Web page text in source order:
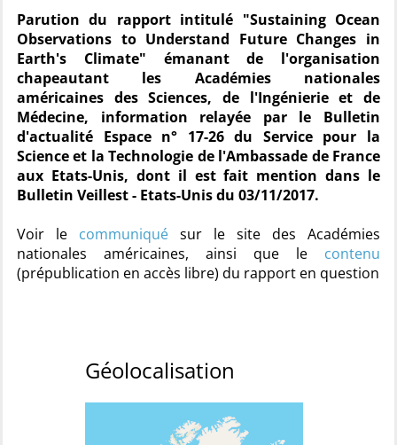
Parution du rapport intitulé "Sustaining Ocean
Observations to Understand Future Changes in
Earth's Climate" émanant de l'organisation
chapeautant les Académies nationales
américaines des Sciences, de l'Ingénierie et de
Médecine, information relayée par le Bulletin
d'actualité Espace n° 17-26 du Service pour la
Science et la Technologie de l'Ambassade de France
aux Etats-Unis, dont il est fait mention dans le
Bulletin Veillest - Etats-Unis du 03/11/2017.
Voir le communiqué sur le site des Académies
nationales américaines, ainsi que le contenu
(prépublication en accès libre) du rapport en question
Géolocalisation